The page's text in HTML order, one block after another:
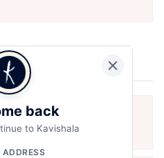
back
to Kavishala
ADDRESS